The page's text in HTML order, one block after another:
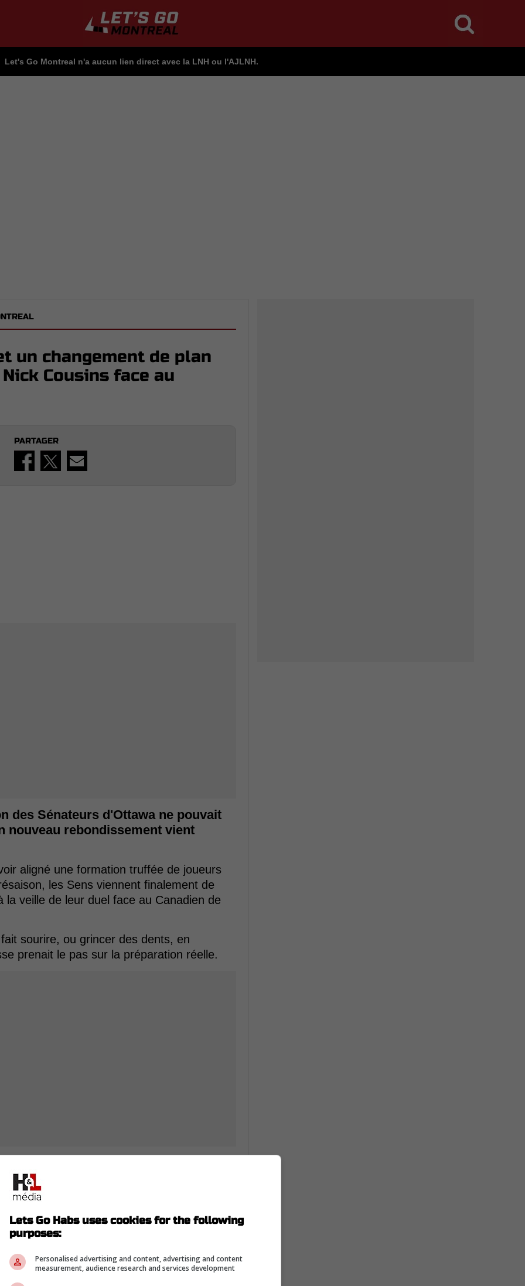
Let's Go Montreal n'a aucun lien direct avec la LNH ou l'AJLNH.
un changement de plan
Cousins face au
PARTAGER
des Sénateurs d'Ottawa ne pouvait
nouveau rebondissement vient
aligné une formation truffée de joueurs
les Sens viennent finalement de
veille de leur duel face au Canadien de
sourire, ou grincer des dents, en
prenait le pas sur la préparation réelle.
aligné à peine sept ou huit réguliers en
venue noircir la feuille de route.
joueurs de son club-école seulement
gestion qui a laissé bien des observateurs
d'affronter le Canadien
Lets Go Habs uses cookies for the following
purposes:
Personalised advertising and content, advertising and content
measurement, audience research and services development